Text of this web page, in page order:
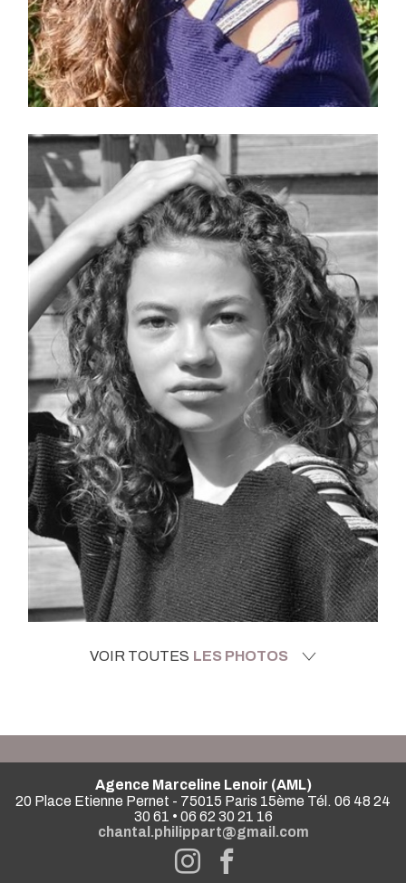
VOIR TOUTES LES PHOTOS
Agence Marceline Lenoir (AML)
20 Place Etienne Pernet - 75015 Paris 15ème Tél. 06 48 24
30 61 • 06 62 30 21 16
chantal.philippart@gmail.com